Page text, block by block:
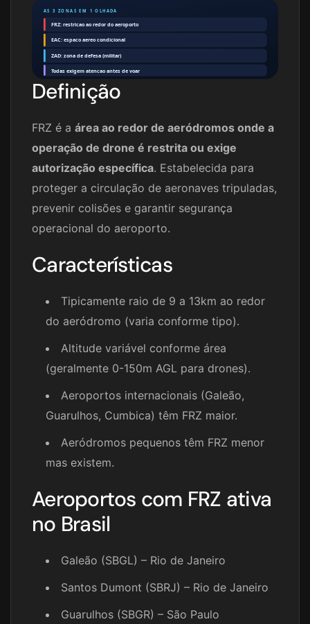
AS 3 ZONAS EM 1 OLHADA
FRZ: restricao ao redor do aeroporto
EAC: espaco aereo condicional
ZAD: zona de defesa (militar)
Todas exigem atencao antes de voar
Definição
FRZ é a área ao redor de aeródromos onde a
operação de drone é restrita ou exige
autorização específica. Estabelecida para
proteger a circulação de aeronaves tripuladas,
prevenir colisões e garantir segurança
operacional do aeroporto.
Características
Tipicamente raio de 9 a 13km ao redor
do aeródromo (varia conforme tipo).
Altitude variável conforme área
(geralmente 0-150m AGL para drones).
Aeroportos internacionais (Galeão,
Guarulhos, Cumbica) têm FRZ maior.
Aeródromos pequenos têm FRZ menor
mas existem.
Aeroportos com FRZ ativa
no Brasil
Galeão (SBGL) – Rio de Janeiro
Santos Dumont (SBRJ) – Rio de Janeiro
Guarulhos (SBGR) – São Paulo